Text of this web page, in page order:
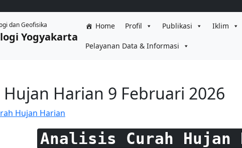
dan Geofisika
Yogyakarta
Home Profil Publikasi Iklim
Pelayanan Data & Informasi
Harian 9 Februari 2026
Hujan Harian
Analisis Curah Hujan